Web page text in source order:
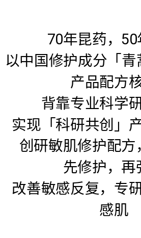
70年昆药，
以中国修护成分「
产品配方
背靠专业科学
实现「科研共创」
创研敏肌修护配方
先修护，再
改善敏感反复，专
感肌